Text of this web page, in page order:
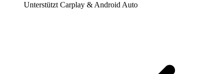
Unterstützt Carplay & Android Auto